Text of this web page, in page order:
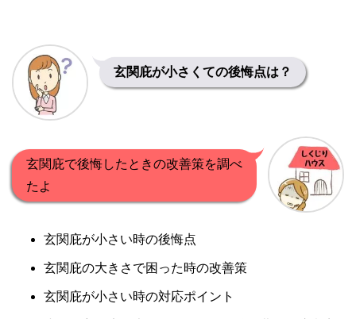
玄関庇が小さくての後悔点は？
玄関庇で後悔したときの改善策を調べ
たよ
玄関庇が小さい時の後悔点
玄関庇の大きさで困った時の改善策
玄関庇が小さい時の対応ポイント